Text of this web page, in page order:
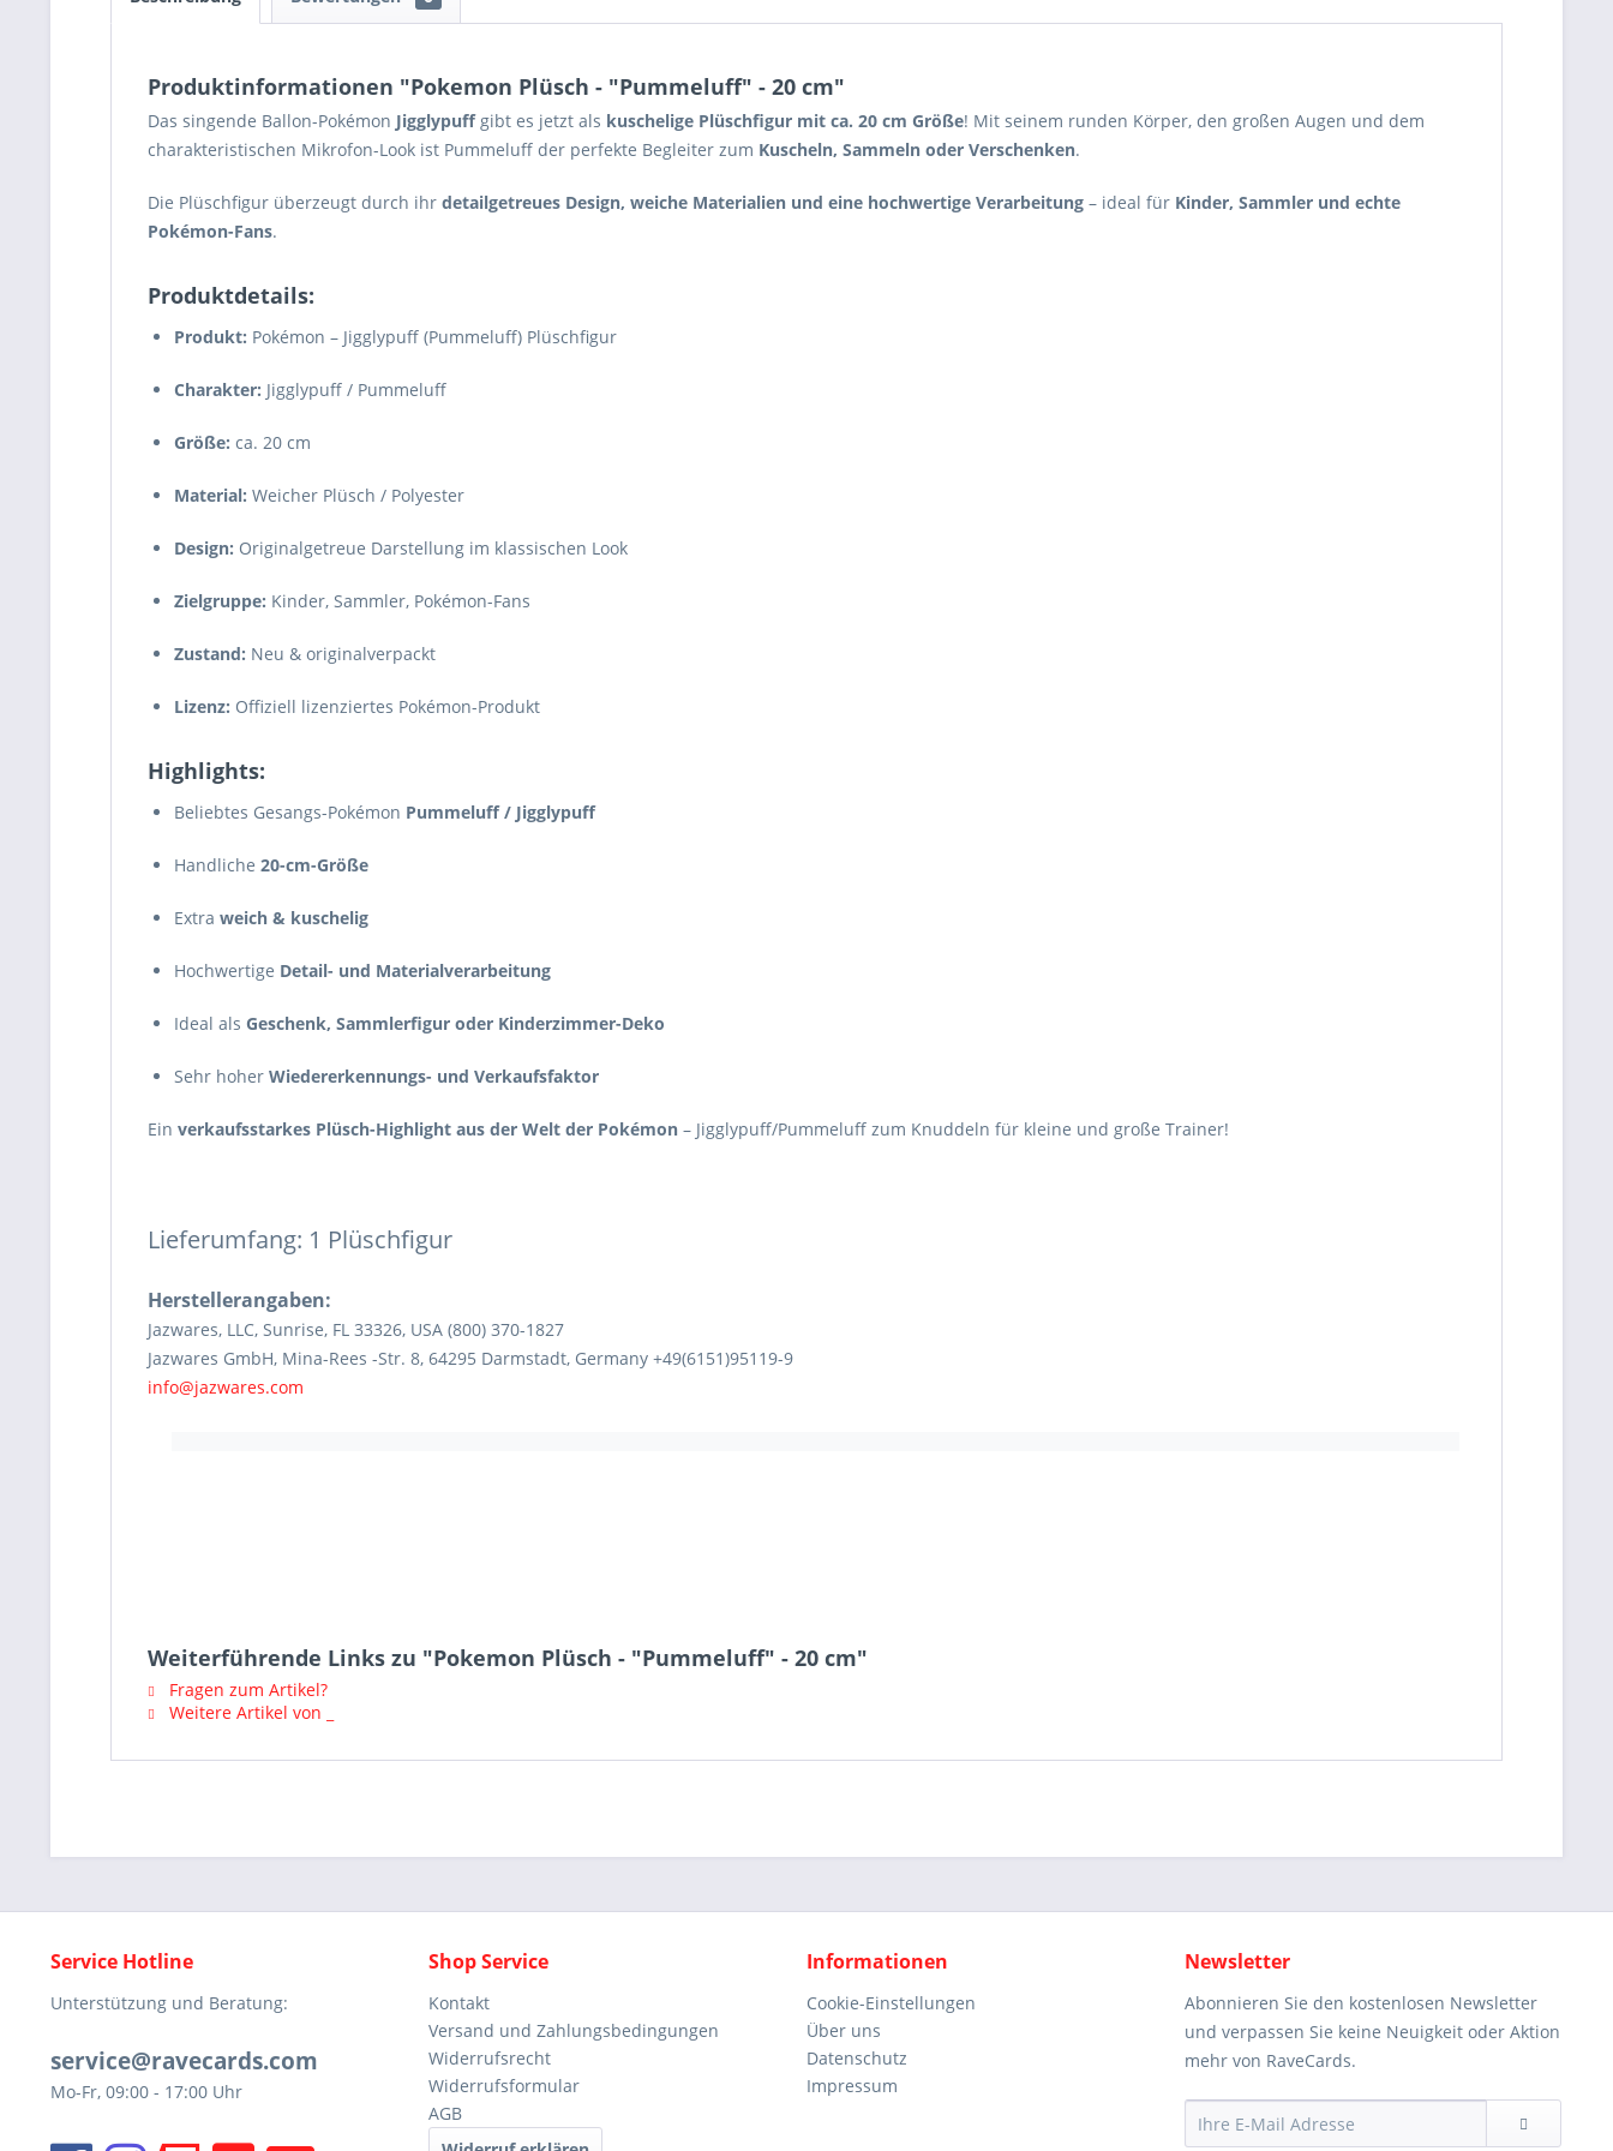
Produktinformationen "Pokemon Plüsch - "Pummeluff" - 20 cm"
Das singende Ballon-Pokémon Jigglypuffgibt es jetzt als kuschelige Plüschfigur mit ca. 20 cm Größe! Mit seinem runden Körper, den großen Augen und dem
charakteristischen Mikrofon-Look ist Pummeluff der perfekte Begleiter zum Kuscheln, Sammeln oder Verschenken.
Die Plüschfigur überzeugt durch ihr detailgetreues Design, weiche Materialien und eine hochwertige Verarbeitung – ideal für Kinder, Sammler und echte
Pokémon-Fans.
Produktdetails:
Produkt: Pokémon – Jigglypuff (Pummeluff) Plüschfigur
Charakter: Jigglypuff / Pummeluff
Größe: ca. 20 cm
Material: Weicher Plüsch / Polyester
Design: Originalgetreue Darstellung im klassischen Look
Zielgruppe: Kinder, Sammler, Pokémon-Fans
Zustand: Neu & originalverpackt
Lizenz: Offiziell lizenziertes Pokémon-Produkt
Highlights:
Beliebtes Gesangs-Pokémon Pummeluff / Jigglypuff
Handliche 20-cm-Größe
Extra weich & kuschelig
Hochwertige Detail- und Materialverarbeitung
Ideal als Geschenk, Sammlerfigur oder Kinderzimmer-Deko
Sehr hoher Wiedererkennungs- und Verkaufsfaktor
Ein verkaufsstarkes Plüsch-Highlight aus der Welt der Pokémon – Jigglypuff/Pummeluff zum Knuddeln für kleine und große Trainer!
Lieferumfang: 1 Plüschfigur
Herstellerangaben:
Jazwares, LLC, Sunrise, FL 33326, USA (800) 370-1827
Jazwares GmbH, Mina-Rees -Str. 8, 64295 Darmstadt, Germany +49(6151)95119-9
info@jazwares.com
Weiterführende Links zu "Pokemon Plüsch - "Pummeluff" - 20 cm"
Fragen zum Artikel?
Weitere Artikel von _
Service Hotline
Unterstützung und Beratung:
service@ravecards.com
Mo-Fr, 09:00 - 17:00 Uhr
Shop Service
Kontakt
Versand und Zahlungsbedingungen
Widerrufsrecht
Widerrufsformular
AGB
Informationen
Cookie-Einstellungen
Über uns
Datenschutz
Impressum
Newsletter
Abonnieren Sie den kostenlosen Newsletter
und verpassen Sie keine Neuigkeit oder Aktion
mehr von RaveCards.